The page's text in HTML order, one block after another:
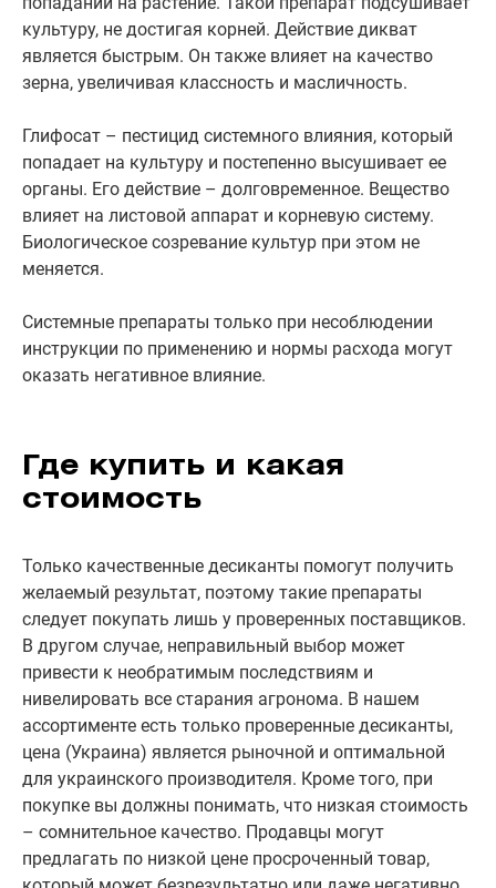
культуру, не достигая корней. Действие дикват
является быстрым. Он также влияет на качество
зерна, увеличивая классность и масличность.
Глифосат – пестицид системного влияния, который
попадает на культуру и постепенно высушивает ее
органы. Его действие – долговременное. Вещество
влияет на листовой аппарат и корневую систему.
Биологическое созревание культур при этом не
меняется.
Системные препараты только при несоблюдении
инструкции по применению и нормы расхода могут
оказать негативное влияние.
Где купить и какая
стоимость
Только качественные десиканты помогут получить
желаемый результат, поэтому такие препараты
следует покупать лишь у проверенных поставщиков.
В другом случае, неправильный выбор может
привести к необратимым последствиям и
нивелировать все старания агронома. В нашем
ассортименте есть только проверенные десиканты,
цена (Украина) является рыночной и оптимальной
для украинского производителя. Кроме того, при
покупке вы должны понимать, что низкая стоимость
– сомнительное качество. Продавцы могут
предлагать по низкой цене просроченный товар,